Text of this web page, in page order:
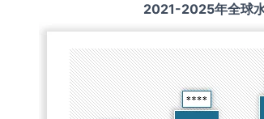
2021-2025年全球